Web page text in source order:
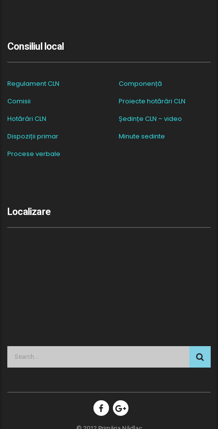
Consiliul local
Regulament CLN
Componență
Comisii
Proiecte hotărâri CLN
Hotărâri CLN
Ședințe CLN – video
Dispoziții primar
Minute sedinte
Procese verbale
Localizare